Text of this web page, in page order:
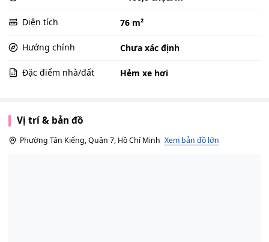
Diện tích 76 m²
Hướng chính Chưa xác định
Đặc điểm nhà/đất Hẻm xe hơi
Vị trí & bản đồ
Phường Tân Kiểng, Quận 7, Hồ Chí Minh Xem bản đồ lớn